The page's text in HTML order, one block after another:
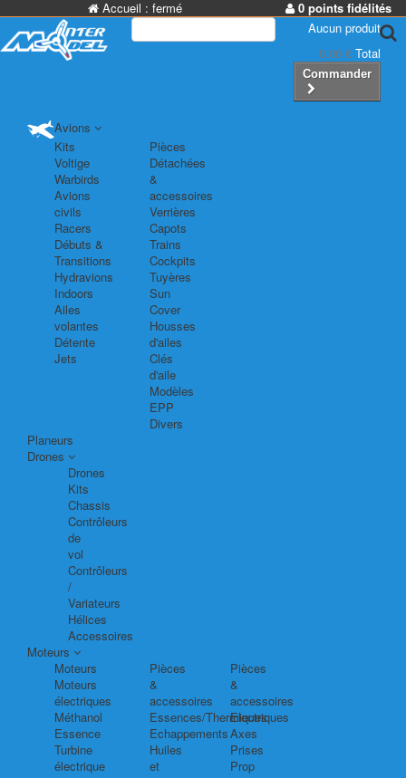
Accueil : fermé
0 points fidélités
Aucun produit
0,00 € Total
Commander
Avions
Kits
Voltige
Warbirds
Avions
civils
Racers
Débuts &
Transitions
Hydravions
Indoors
Ailes
volantes
Détente
Jets
Pièces
Détachées
&
accessoires
Verrières
Capots
Trains
Cockpits
Tuyères
Sun
Cover
Housses
d'ailes
Clés
d'aile
Modèles
EPP
Divers
Planeurs
Drones
Drones
Kits
Chassis
Contrôleurs
de
vol
Contrôleurs
/
Variateurs
Hélices
Accessoires
Moteurs
Moteurs
Moteurs
électriques
Méthanol
Essence
Turbine
électrique
Pièces
&
accessoires
Essences/Thermiques
Echappements
Huiles
et
Pièces
&
accessoires
Electriques
Axes
Prises
Prop